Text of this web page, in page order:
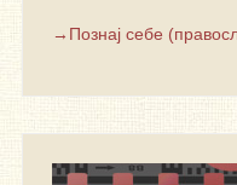
→Познај себе